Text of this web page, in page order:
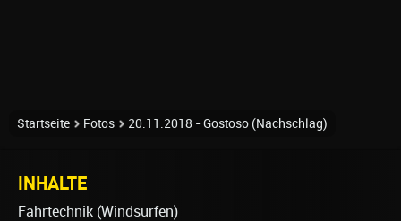
Startseite Fotos 20.11.2018 - Gostoso (Nachschlag)
INHALTE
Fahrtechnik (Windsurfen)